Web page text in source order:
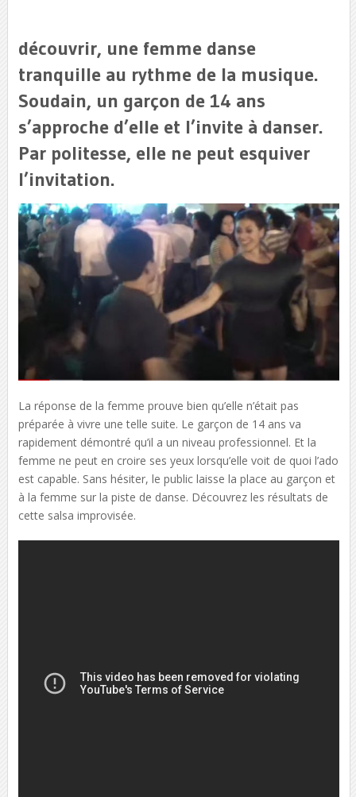
découvrir, une femme danse
tranquille au rythme de la musique.
Soudain, un garçon de 14 ans
s’approche d’elle et l’invite à danser.
Par politesse, elle ne peut esquiver
l’invitation.
La réponse de la femme prouve bien qu’elle n’était pas
préparée à vivre une telle suite. Le garçon de 14 ans va
rapidement démontré qu’il a un niveau professionnel. Et la
femme ne peut en croire ses yeux lorsqu’elle voit de quoi l’ado
est capable. Sans hésiter, le public laisse la place au garçon et
à la femme sur la piste de danse. Découvrez les résultats de
cette salsa improvisée.